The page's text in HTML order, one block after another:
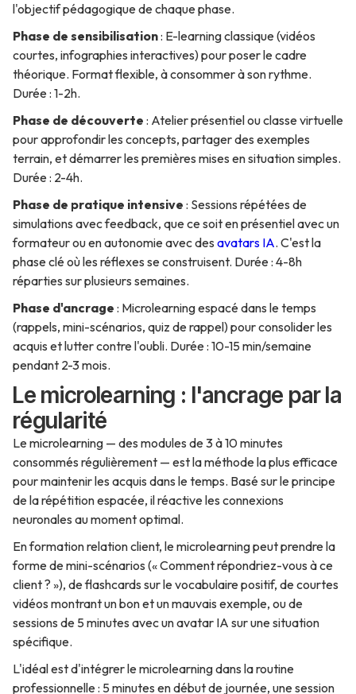
l'objectif pédagogique de chaque phase.
Phase de sensibilisation: E-learning classique (vidéos
courtes, infographies interactives) pour poser le cadre
théorique. Format flexible, à consommer à son rythme.
Durée : 1-2h.
Phase de découverte : Atelier présentiel ou classe virtuelle
pour approfondir les concepts, partager des exemples
terrain, et démarrer les premières mises en situation simples.
Durée : 2-4h.
Phase de pratique intensive : Sessions répétées de
simulations avec feedback, que ce soit en présentiel avec un
formateur ou en autonomie avec des avatars IA. C'est la
phase clé où les réflexes se construisent. Durée : 4-8h
réparties sur plusieurs semaines.
Phase d'ancrage : Microlearning espacé dans le temps
(rappels, mini-scénarios, quiz de rappel) pour consolider les
acquis et lutter contre l'oubli. Durée : 10-15 min/semaine
pendant 2-3 mois.
Le microlearning : l'ancrage par la
régularité
Le microlearning — des modules de 3 à 10 minutes
consommés régulièrement — est la méthode la plus efficace
pour maintenir les acquis dans le temps. Basé sur le principe
de la répétition espacée, il réactive les connexions
neuronales au moment optimal.
En formation relation client, le microlearning peut prendre la
forme de mini-scénarios (« Comment répondriez-vous à ce
client ? »), de flashcards sur le vocabulaire positif, de courtes
vidéos montrant un bon et un mauvais exemple, ou de
sessions de 5 minutes avec un avatar IA sur une situation
spécifique.
L'idéal est d'intégrer le microlearning dans la routine
professionnelle : 5 minutes en début de journée, une session